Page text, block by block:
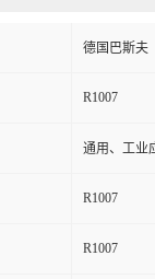
德国巴斯夫
R1007
通用、工业
R1007
R1007